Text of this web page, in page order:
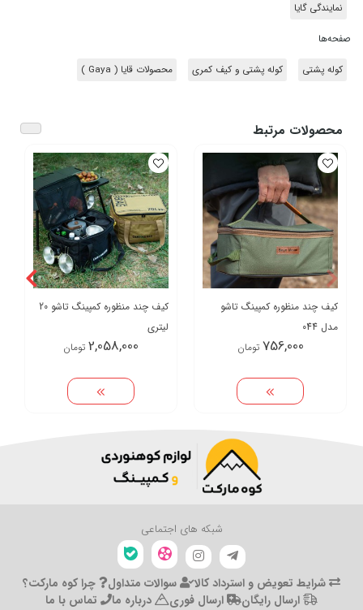
نمایندگی گایا
صفحه‌ها
کوله پشتی کوله پشتی و کیف کمری محصولات قایا ( Gaya )
محصولات مرتبط
کیف چند منظوره کمپینگ تاشو
مدل 044
756,000 تومان
کیف چند منظوره کمپینگ تاشو 20
لیتری
2,058,000 تومان
شبکه های اجتماعی
شرایط تعویض و استرداد کالا سوالات متداول
چرا کوه مارکت؟
ارسال رایگان
ارسال فوری درباره ما
تماس با ما